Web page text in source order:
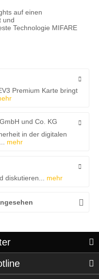
auf einen
und
Technologie MIFARE
Premium Karte bringt
und Co. KG
in der digitalen
mehr
diskutieren...
mehr